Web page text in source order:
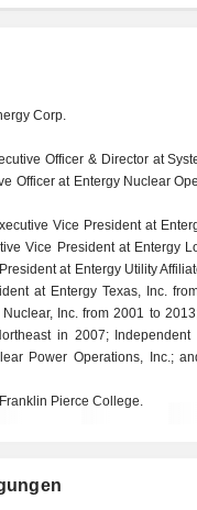
Corp.
Officer & Director at
Officer at Entergy Nuclear
Vice President at
Vice President at Entergy
at Entergy Utility
at Entergy Texas, Inc.
Inc. from 2001 to
in 2007;
Power Operations, Inc.;
Pierce College.